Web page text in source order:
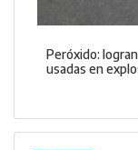
Peróxido:
usadas en